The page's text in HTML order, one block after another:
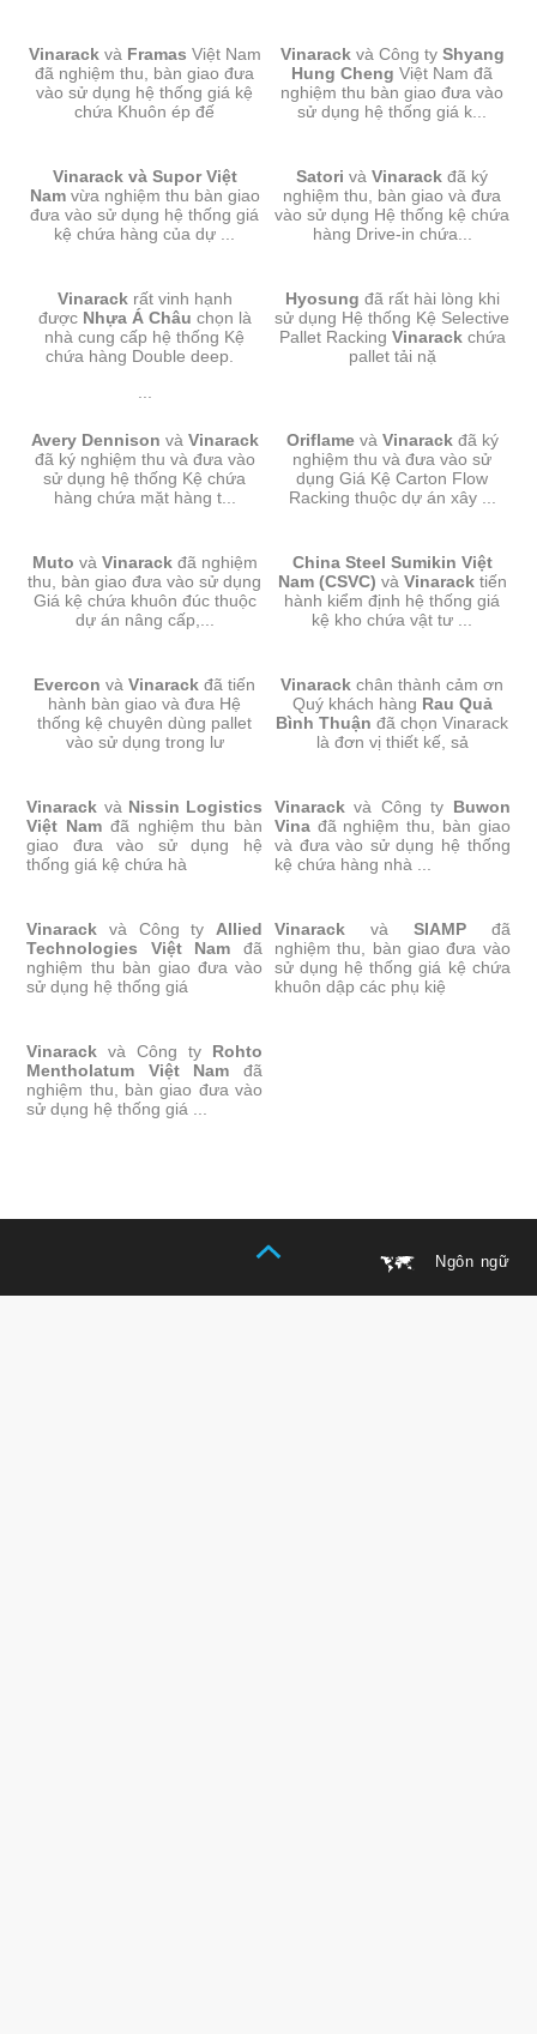
Chuyển
đến nội
dung
Chuyển
đến
FRAMAS VN
Vinarackvà Framas Việt Nam
đã nghiệm thu, bàn giao đưa
vào sử dụng hệ thống giá kệ
chứa Khuôn ép đế
HUNG CHENG VN
Vinarackvà Công ty Shyang
Hung Cheng Việt Nam đã
nghiệm thu bàn giao đưa vào
sử dụng hệ thống giá k...
PALLET-SUPOR VN
Vinarack và Supor Việt
Nam vừa nghiệm thu bàn giao
đưa vào sử dụng hệ thống giá
kệ chứa hàng của dự ...
Satori và Vinarack đã ký
nghiệm thu, bàn giao và đưa
vào sử dụng Hệ thống kệ chứa
hàng Drive-in chứa...
Á CHÂU
Vinarackrất vinh hạnh
được Nhựa Á Châu chọn là
nhà cung cấp hệ thống Kệ
chứa hàng Double deep.
RACKING-HYOSUNG
Hyosung đã rất hài lòng khi
sử dụng Hệ thống Kệ Selective
Pallet Racking Vinarackchứa
pallet tải nặ
RACKING-AVERY DENNISON
Avery Dennison và Vinarack
đã ký nghiệm thu và đưa vào
sử dụng hệ thống Kệ chứa
hàng chứa mặt hàng t...
RACKING-ORIFLAME
Oriflamevà Vinarackđã ký
nghiệm thu và đưa vào sử
dụng Giá Kệ Carton Flow
Racking thuộc dự án xây ...
MUTO
Muto và Vinarackđã nghiệm
thu, bàn giao đưa vào sử dụng
Giá kệ chứa khuôn đúc thuộc
dự án nâng cấp,...
STEEL SUMIKIN VIỆT NAM
China Steel Sumikin Việt
Nam (CSVC) và Vinaracktiến
hành kiểm định hệ thống giá
kệ kho chứa vật tư ...
EverconvàVinarack đã tiến
hành bàn giao và đưa Hệ
thống kệ chuyên dùng pallet
vào sử dụng trong lư
BÌNH THUẬN
Vinarack chân thành cảm ơn
Quý khách hàng Rau Quả
Bình Thuậnđã chọn Vinarack
là đơn vị thiết kế, sả
LOGISTICS
Vinarack và Nissin Logistics
Việt Nam đã nghiệm thu bàn
giao đưa vào sử dụng hệ
thống giá kệ chứa hà
BUWON VINA
Vinarack và Công ty Buwon
Vina đã nghiệm thu, bàn giao
và đưa vào sử dụng hệ thống
kệ chứa hàng nhà ...
ALLIED VN
Vinarack và Công ty
Allied
Technologies Việt Nam đã
nghiệm thu bàn giao đưa vào
sử dụng hệ thống giá
Vinarack và SIAMP đã
nghiệm thu, bàn giao đưa vào
sử dụng hệ thống giá kệ chứa
khuôn dập các phụ kiệ
RACKING-ROHTO
Vinarackvà Công ty
Rohto
Mentholatum Việt Nam đã
nghiệm thu, bàn giao đưa vào
sử dụng hệ thống giá ...
Ngôn ngữ